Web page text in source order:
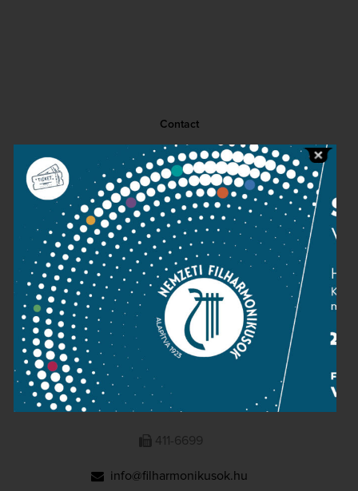
Contact
Public information
Press room
Terms and privacy
Imprint
NATIONAL PHILHARMONIC
1095 Budapest, Komor Marcell u. 1. (Müpa)
411-6600
411-6699
info@filharmonikusok.hu